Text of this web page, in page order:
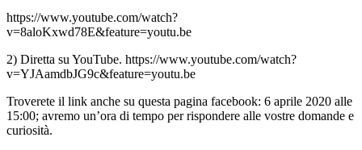
https://www.youtube.com/watch?
v=8aloKxwd78E&feature=youtu.be
2) Diretta su YouTube. https://www.youtube.com/watch?
v=YJAamdbJG9c&feature=youtu.be
Troverete il link anche su questa pagina facebook: 6 aprile 2020 alle
15:00; avremo un’ora di tempo per rispondere alle vostre domande e
curiosità.